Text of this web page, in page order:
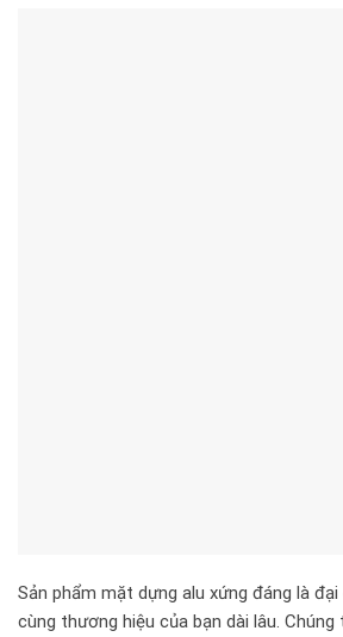
Sản phẩm mặt dựng alu xứng đáng là
cùng thương hiệu của bạn dài lâu.